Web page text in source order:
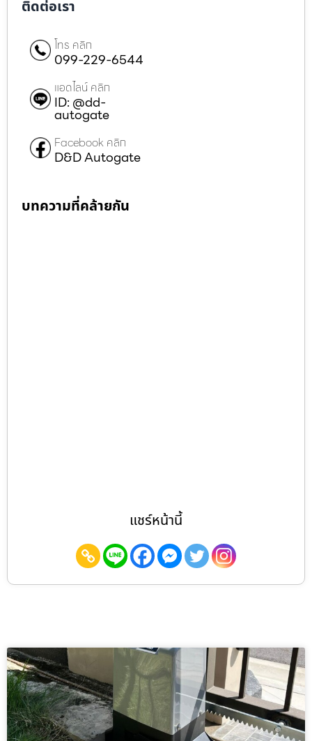
ติดต่อเรา
โทร คลิก
099-229-6544
แอดไลน์ คลิก
ID: @dd-
autogate
Facebook คลิก
D&D Autogate
บทความที่คล้ายกัน
แชร์หน้านี้